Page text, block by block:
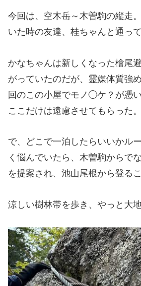
今回は、空木岳～木曽駒の縦走
いた時の友達、桂ちゃんと通っ
かなちゃんは新しくなった檜尾
がっていたのだが、霊媒体質強
回のこの小屋でモノ◯ケ？が憑
ここだけは遠慮させてもらった。
で、どこで一泊したらいいかル
く悩んでいたら、木曽駒からで
を提案され、池山尾根から登るこ
涼しい樹林帯を歩き、やっと大地